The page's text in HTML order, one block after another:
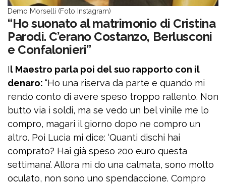
Demo Morselli (Foto Instagram)
“Ho suonato al matrimonio di Cristina
Parodi. C’erano Costanzo, Berlusconi
e Confalonieri”
Il Maestro parla poi del suo rapporto con il
denaro: “Ho una riserva da parte e quando mi
rendo conto di avere speso troppo rallento. Non
butto via i soldi, ma se vedo un bel vinile me lo
compro, magari il giorno dopo ne compro un
altro. Poi Lucia mi dice: ‘Quanti dischi hai
comprato? Hai già speso 200 euro questa
settimana’. Allora mi do una calmata, sono molto
oculato, non sono uno spendaccione. Compro